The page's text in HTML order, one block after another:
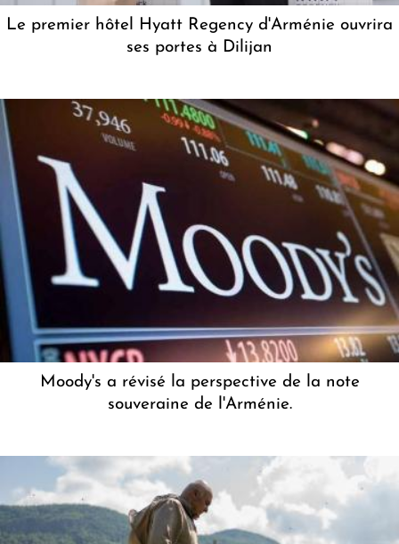
Le premier hôtel Hyatt Regency d'Arménie ouvrira
ses portes à Dilijan
Moody's a révisé la perspective de la note
souveraine de l'Arménie.